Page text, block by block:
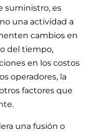
suministro, es
una actividad a
cambios en
del tiempo,
en los costos
operadores, la
factores que
una fusión o